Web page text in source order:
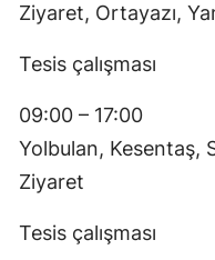
Ziyaret, Ortayazı,
Tesis çalışması
09:00 – 17:00
Yolbulan, Kesentaş,
Ziyaret
Tesis çalışması